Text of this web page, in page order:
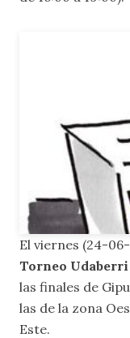
El viernes (24-
Torneo
las finales de
las de la zona
Este.